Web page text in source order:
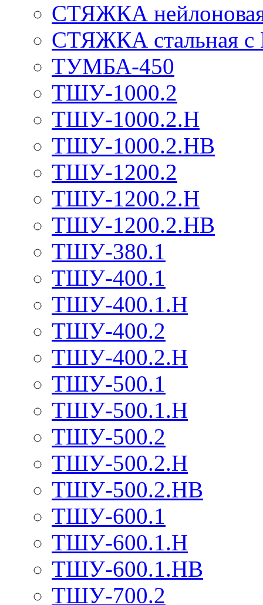
СТЯЖКА нейлоновая
СТЯЖКА стальная
ТУМБА-450
ТШУ-1000.2
ТШУ-1000.2.Н
ТШУ-1000.2.НВ
ТШУ-1200.2
ТШУ-1200.2.Н
ТШУ-1200.2.НВ
ТШУ-380.1
ТШУ-400.1
ТШУ-400.1.Н
ТШУ-400.2
ТШУ-400.2.Н
ТШУ-500.1
ТШУ-500.1.Н
ТШУ-500.2
ТШУ-500.2.Н
ТШУ-500.2.НВ
ТШУ-600.1
ТШУ-600.1.Н
ТШУ-600.1.НВ
ТШУ-700.2